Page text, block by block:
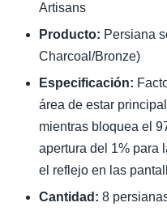
Artisans
Producto: Persiana
Charcoal/Bronze)
Especificación:
área de estar
mientras bloquea el
apertura del 1% para
el reflejo en las
Cantidad: 8